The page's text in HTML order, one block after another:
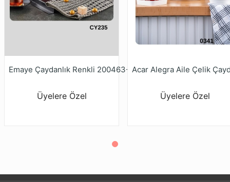
Emaye Çaydanlık Renkli 200463-200717-201297
Üyelere Özel Üyelere Özel